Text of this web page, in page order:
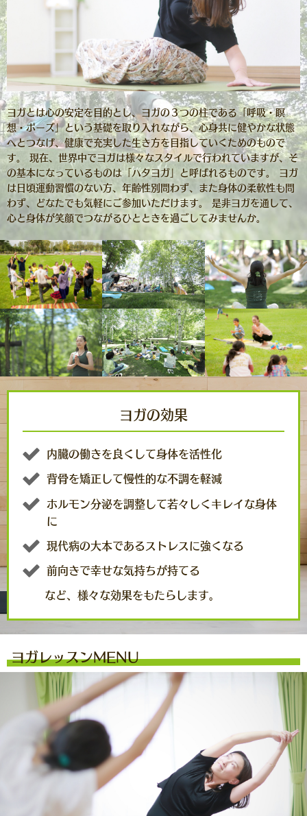
ヨガとは心の安定を目的とし、ヨガの３つの柱である「呼吸・瞑
想・ポーズ」という基礎を取り入れながら、心身共に健やかな状態
へとつなげ、健康で充実した生き方を目指していくためのもので
す。 現在、世界中でヨガは様々なスタイルで行われていますが、そ
の基本になっているものは「ハタヨガ」と呼ばれるものです。 ヨガ
は日頃運動習慣のない方、年齢性別問わず、また身体の柔軟性も問
わず、どなたでも気軽にご参加いただけます。 是非ヨガを通して、
心と身体が笑顔でつながるひとときを過ごしてみませんか。
ヨガの効果
内臓の働きを良くして身体を活性化
背骨を矯正して慢性的な不調を軽減
ホルモン分泌を調整して若々しくキレイな身体
に
現代病の大本であるストレスに強くなる
前向きで幸せな気持ちが持てる
など、様々な効果をもたらします。
ヨガレッスンMENU